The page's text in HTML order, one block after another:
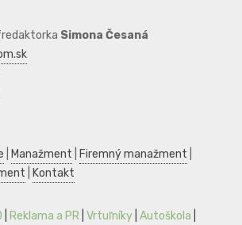
Simona Česaná
Manažment Firemný manažment
Kontakt
Reklama a PR Vrtuľníky Autoškola